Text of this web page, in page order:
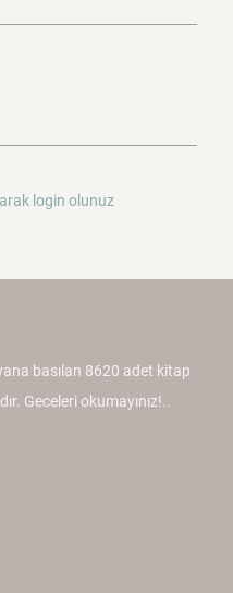
login olunuz
basılan 8620 adet kitap
Geceleri okumayınız!..